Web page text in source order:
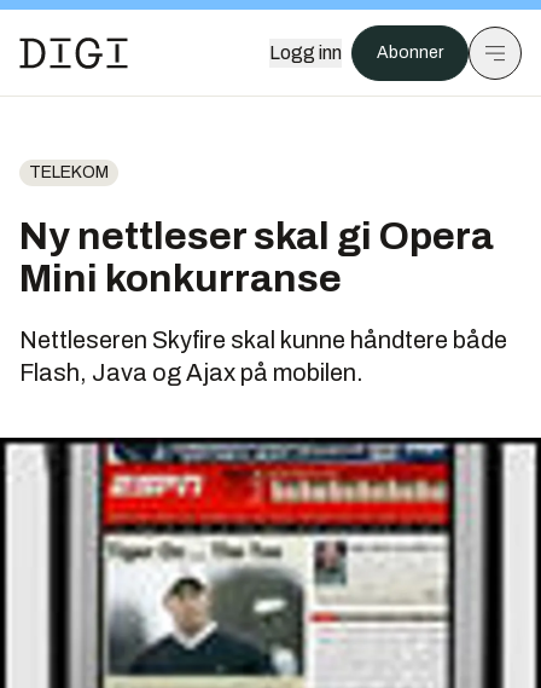
Logg inn Abonner
TELEKOM
Ny nettleser skal gi Opera
Mini konkurranse
Nettleseren Skyfire skal kunne håndtere både
Flash, Java og Ajax på mobilen.